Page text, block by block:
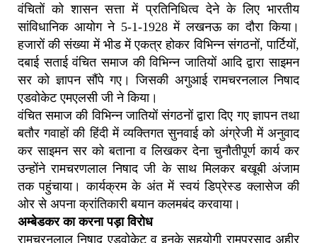
वंचितों को शासन सत्ता में प्रतिनिधित्व देने के लिए भारतीय
सांविधानिक आयोग ने 5-1-1928 में लखनऊ का दौरा किया।
हजारों की संख्या में भीड में एकत्र होकर विभिन्न संगठनों, पार्टियों,
दबाई सताई वंचित समाज की विभिन्न जातियों आदि द्वारा साइमन
सर को ज्ञापन सौंपे गए। जिसकी अगुआई रामचरनलाल निषाद
एडवोकेट एमएलसी जी ने किया।
वंचित समाज की विभिन्न जातियों संगठनों द्वारा दिए गए ज्ञापन तथा
बतौर गवाहों की हिंदी में व्यक्तिगत सुनवाई को अंग्रेजी में अनुवाद
कर साइमन सर को बताना व लिखकर देना चुनौतीपूर्ण कार्य कर
उन्होंने रामचरणलाल निषाद जी के साथ मिलकर बखूबी अंजाम
तक पहुंचाया। कार्यक्रम के अंत में स्वयं डिप्रेस्ड क्लासेज की
ओर से अपना क्रांतिकारी बयान कलमबंद करवाया।
अम्बेडकर का करना पड़ा विरोध
रामचरनलाल निषाद एडवोकेट व इनके सहयोगी रामप्रसाद अहीर